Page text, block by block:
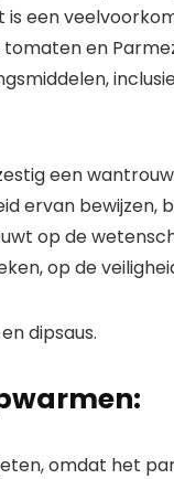
een
en
een
ervan bewijzen,
op de
op de
omdat het